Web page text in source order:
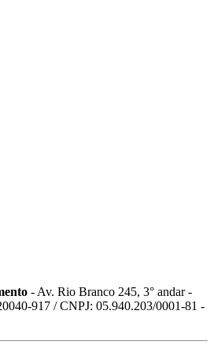
- Av. Rio Branco 245, 3° andar -
917 / CNPJ: 05.940.203/0001-81 -